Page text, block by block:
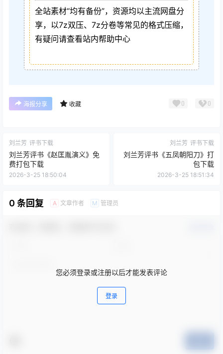
全站素材“均有备份”，资源均以主流网盘分
享，以7z双压、7z分卷等常见的格式压缩，
有疑问请查看站内帮助中心
海报分享 收藏 0 0
刘兰芳 评书下载
刘兰芳评书《赵匡胤演义》免
费打包下载
2026-3-25 18:50:04
刘兰芳 评书下载
刘兰芳评书《五凤朝阳刀》打
包下载
2026-3-25 18:51:34
0 条回复 A 文章作者 M 管理员
您必须登录或注册以后才能发表评论
登录